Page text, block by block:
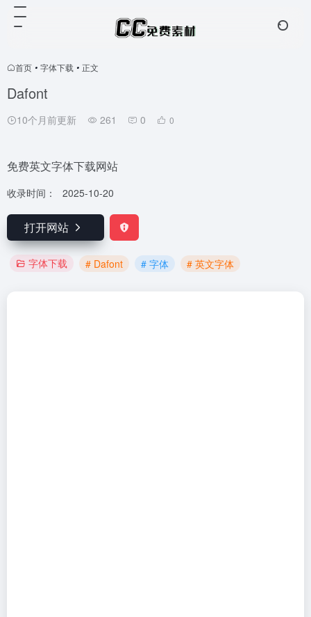
首页 • 字体下载 • 正文
Dafont
10个月前更新 261 0 0
免费英文字体下载网站
收录时间： 2025-10-20
打开网站
字体下载 # Dafont # 字体 # 英文字体